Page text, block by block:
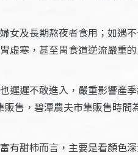
女及長期熬夜者食用；如遇
虛寒，甚至胃食道逆流嚴重
遲遲不敢進入，嚴重影響產
售，碧潭農夫市集販售時間
有甜柿而言，主要是看顏色